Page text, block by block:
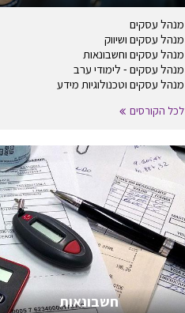
מנהל עסקים
מנהל עסקים ושיווק
מנהל עסקים וחשבונאות
מנהל עסקים - לימודי ערב
מנהל עסקים וטכנולוגיות מידע
לכל הקורסים
חשבונאות